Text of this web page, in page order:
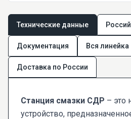
Технические данные
Документация Вся линейка
Доставка по России
Станция смазки СДР – это
устройство,